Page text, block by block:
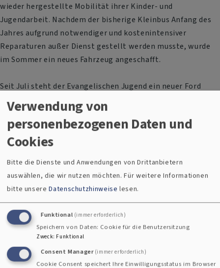
wieder hergestellte Mobilität ihrer Kinder- und
Jugendarbeit. Nachdem der bisherige Kleinbus Anfang des
Jahres aufgrund notwendiger und kostenintensiver
Reparaturen außer Dienst gestellt werden musste, wurde
im Sommer ein neues Fahrzeug angeschafft.
Seit Juli steht der Evangelischen Jugend ein neuer Ford
Transit Custom mit neun Sitzplätzen zur Verfügung. Der
Kleinbus wird nicht nur für eigene Jugendangebote
eingesetzt, sondern kann auch von Kirchengemeinden und
Jugendverbänden im Dekanat für deren Arbeit genutzt
Seinen ersten öffentlichen Auftritt hatte das Fahrzeug beim
Volksfestumzug, bevor es in den Sommerferien die
Teilnehmenden der Jugendfreizeit sicher und komfortabel
bis nach Norwegen und wieder zurück begleitete.
Die Anschaffung des neuen Kleinbusses wurde maßgeblich
ermöglicht durch die großzügige Förderung der Rolf und
Verwendung von
personenbezogenen Daten und
Cookies
Bitte die Dienste und Anwendungen von Drittanbietern
auswählen, die wir nutzen möchten.Für weitere Informationen
bitte unsereDatenschutzhinweise lesen.
Funktional (immer erforderlich)
Speichern von Daten: Cookie für die Benutzersitzung
Zweck: Funktional
Consent Manager (immer erforderlich)
Cookie Consent speichert Ihre Einwilligungsstatus im Browser